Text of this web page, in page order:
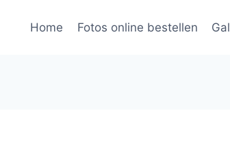
Home Fotos online bestellen